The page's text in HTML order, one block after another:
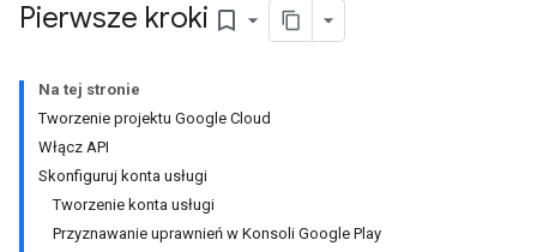
Pierwsze kroki bookmark_border
Na tej stronie
Tworzenie projektu Google Cloud
Włącz API
Skonfiguruj konta usługi
Tworzenie konta usługi
Przyznawanie uprawnień w Konsoli Google Play